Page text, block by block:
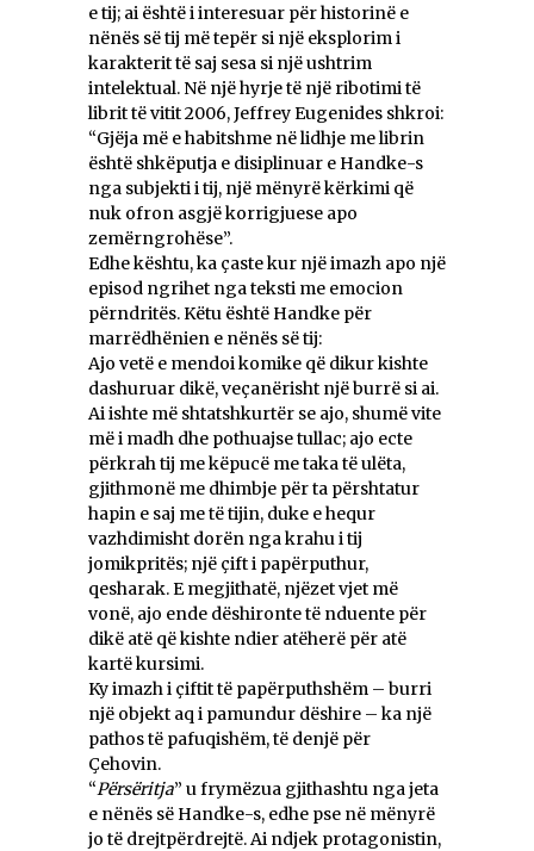
e tij; ai është i interesuar për historinë e
nënës së tij më tepër si një eksplorim i
karakterit të saj sesa si një ushtrim
intelektual. Në një hyrje të një ribotimi të
librit të vitit 2006, Jeffrey Eugenides shkroi:
“Gjëja më e habitshme në lidhje me librin
është shkëputja e disiplinuar e Handke-s
nga subjekti i tij, një mënyrë kërkimi që
nuk ofron asgjë korrigjuese apo
zemërngrohëse”.
Edhe kështu, ka çaste kur një imazh apo një
episod ngrihet nga teksti me emocion
përndritës. Këtu është Handke për
marrëdhënien e nënës së tij:
Ajo vetë e mendoi komike që dikur kishte
dashuruar dikë, veçanërisht një burrë si ai.
Ai ishte më shtatshkurtër se ajo, shumë vite
më i madh dhe pothuajse tullac; ajo ecte
përkrah tij me këpucë me taka të ulëta,
gjithmonë me dhimbje për ta përshtatur
hapin e saj me të tijin, duke e hequr
vazhdimisht dorën nga krahu i tij
jomikpritës; një çift i papërputhur,
qesharak. E megjithatë, njëzet vjet më
vonë, ajo ende dëshironte të nduente për
dikë atë që kishte ndier atëherë për atë
kartë kursimi.
Ky imazh i çiftit të papërputhshëm – burri
një objekt aq i pamundur dëshire – ka një
pathos të pafuqishëm, të denjë për
Çehovin.
“Përsëritja” u frymëzua gjithashtu nga jeta
e nënës së Handke-s, edhe pse në mënyrë
jo të drejtpërdrejtë. Ai ndjek protagonistin,